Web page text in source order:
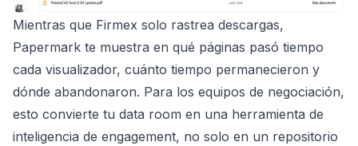
Mientras que Firmex solo rastrea descargas,
Papermark te muestra en qué páginas pasó tiempo
cada visualizador, cuánto tiempo permanecieron y
dónde abandonaron. Para los equipos de negociación,
esto convierte tu data room en una herramienta de
inteligencia de engagement, no solo en un repositorio